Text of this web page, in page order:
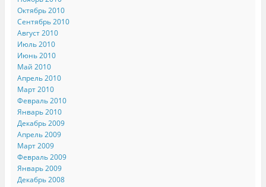
Октябрь 2010
Сентябрь 2010
Август 2010
Июль 2010
Июнь 2010
Май 2010
Апрель 2010
Март 2010
Февраль 2010
Январь 2010
Декабрь 2009
Апрель 2009
Март 2009
Февраль 2009
Январь 2009
Декабрь 2008